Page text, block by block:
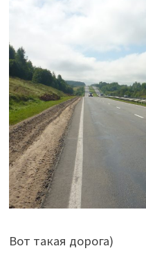
Вот такая дорога)